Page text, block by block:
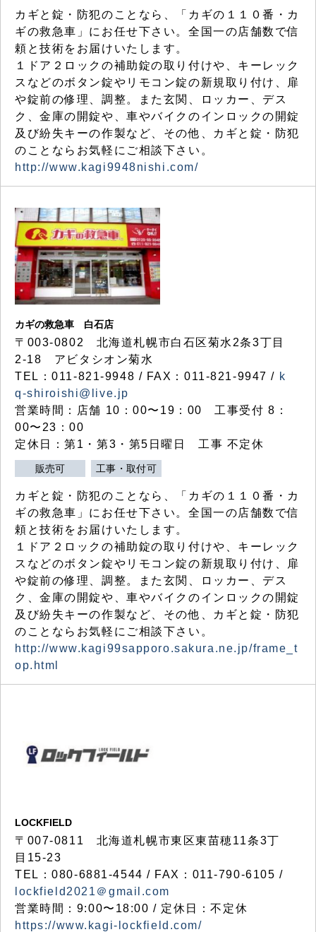
カギと錠・防犯のことなら、「カギの１１０番・カ
ギの救急車」にお任せ下さい。全国一の店舗数で信
頼と技術をお届けいたします。
１ドア２ロックの補助錠の取り付けや、キーレック
スなどのボタン錠やリモコン錠の新規取り付け、扉
や錠前の修理、調整。また玄関、ロッカー、デス
ク、金庫の開錠や、車やバイクのインロックの開錠
及び紛失キーの作製など、その他、カギと錠・防犯
のことならお気軽にご相談下さい。
http://www.kagi9948nishi.com/
カギの救急車 白石店
〒003-0802 北海道札幌市白石区菊水2条3丁目
2-18 アビタシオン菊水
TEL：011-821-9948 / FAX：011-821-9947 / k
q-shiroishi@live.jp
営業時間：店舗 10：00〜19：00 工事受付 8：
00〜23：00
定休日：第1・第3・第5日曜日 工事 不定休
販売可 工事・取付可
カギと錠・防犯のことなら、「カギの１１０番・カ
ギの救急車」にお任せ下さい。全国一の店舗数で信
頼と技術をお届けいたします。
１ドア２ロックの補助錠の取り付けや、キーレック
スなどのボタン錠やリモコン錠の新規取り付け、扉
や錠前の修理、調整。また玄関、ロッカー、デス
ク、金庫の開錠や、車やバイクのインロックの開錠
及び紛失キーの作製など、その他、カギと錠・防犯
のことならお気軽にご相談下さい。
http://www.kagi99sapporo.sakura.ne.jp/frame_t
op.html
LOCKFIELD
〒007-0811 北海道札幌市東区東苗穂11条3丁
目15-23
TEL：080-6881-4544 / FAX：011-790-6105 /
lockfield2021＠gmail.com
営業時間：9:00〜18:00 / 定休日：不定休
https://www.kagi-lockfield.com/